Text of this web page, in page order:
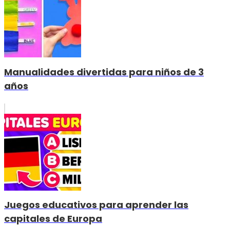
Manualidades divertidas para niños de 3
años
Juegos educativos para aprender las
capitales de Europa